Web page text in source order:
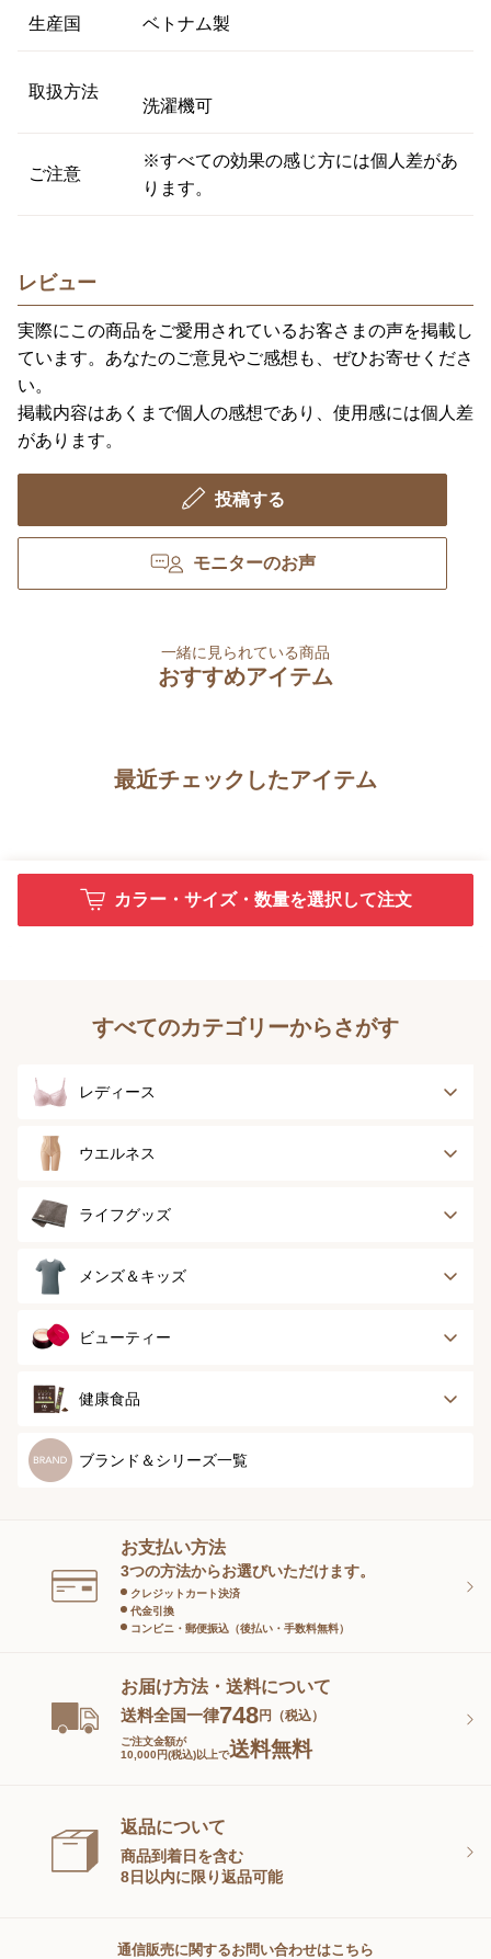
生産国 ベトナム製
取扱方法
洗濯機可
ご注意
※すべての効果の感じ方には個人差があ
ります。
レビュー
実際にこの商品をご愛用されているお客さまの声を掲載し
ています。あなたのご意見やご感想も、ぜひお寄せくださ
い。
掲載内容はあくまで個人の感想であり、使用感には個人差
があります。
投稿する
モニターのお声
一緒に見られている商品
おすすめアイテム
最近チェックしたアイテム
カラー・サイズ・数量を選択して注文
すべてのカテゴリーからさがす
レディース
ブラジャー
ボディースーツ
ランジェリー
イツ
ウエルネス
健康サポート
スポーツ
ライフグッズ
アウター
グッズ
メンズ＆キッズ
メンズトップ
メンズソックス
ビューティー
スキンケア
スペシャルケア
スキンケアグッズ
健康食品
健康食品
ブランド＆シリーズ一覧
お支払い方法
3つの方法からお選びいただけます。
クレジットカート決済
代金引換
コンビニ・郵便振込（後払い・手数料無料）
お届け方法・送料について
送料全国一律748円（税込）
ご注文金額が
10,000円(税込)以上で送料無料
返品について
商品到着日を含む
8日以内に限り返品可能
通信販売に関するお問い合わせはこちら